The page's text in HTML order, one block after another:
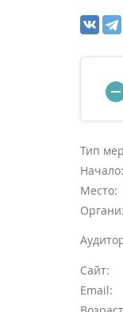
Тип
Начало:
Место:
Сайт:
Email: